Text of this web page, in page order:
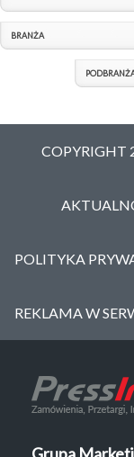
BRANŻA
COPYRIGHT
POLITYKA
REKLAMA W